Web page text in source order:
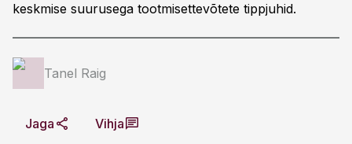
keskmise suurusega tootmisettevõtete tippjuhid.
Tanel Raig
Jaga Vihja